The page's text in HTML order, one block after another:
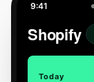
9:41
Shopify
Today